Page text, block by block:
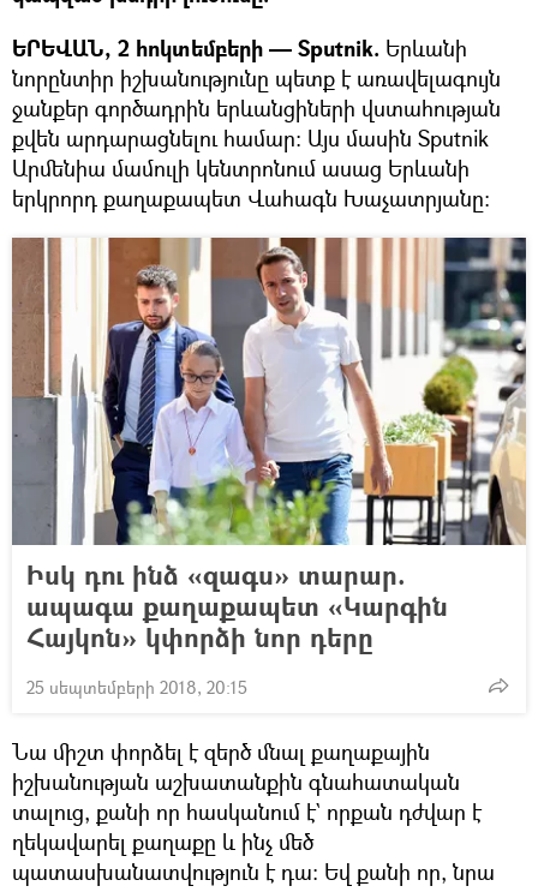
ԵՐԵՎԱՆ, 2 հոկտեմբերի — Sputnik. Երևանի
նորընտիր իշխանությունը պետք է առավելագույն
ջանքեր գործադրին երևանցիների վստահության
քվեն արդարացնելու համար։ Այս մասին Sputnik
Արմենիա մամուլի կենտրոնում ասաց Երևանի
երկրորդ քաղաքապետ Վահագն Խաչատրյանը։
Իսկ դու ինձ «զագս» տարար.
ապագա քաղաքապետ «Կարգին
Հայկոն» կփորձի նոր դերը
25 սեպտեմբերի 2018, 20:15
Նա միշտ փորձել է զերծ մնալ քաղաքային
իշխանության աշխատանքին գնահատական
տալուց, քանի որ հասկանում է` որքան դժվար է
ղեկավարել քաղաքը և ինչ մեծ
պատասխանատվություն է դա։ Եվ քանի որ, նրա